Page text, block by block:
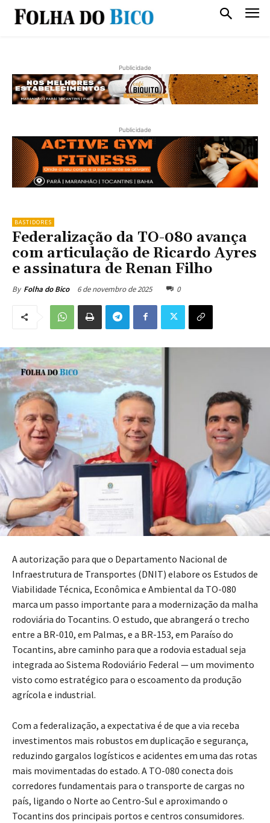
Publicidade
Publicidade
BASTIDORES
Federalização da TO-080 avança
com articulação de Ricardo Ayres
e assinatura de Renan Filho
By Folha do Bico 6 de novembro de 2025 0
A autorização para que o Departamento Nacional de
Infraestrutura de Transportes (DNIT) elabore os Estudos de
Viabilidade Técnica, Econômica e Ambiental da TO-080
marca um passo importante para a modernização da malha
rodoviária do Tocantins. O estudo, que abrangerá o trecho
entre a BR-010, em Palmas, e a BR-153, em Paraíso do
Tocantins, abre caminho para que a rodovia estadual seja
integrada ao Sistema Rodoviário Federal — um movimento
visto como estratégico para o escoamento da produção
agrícola e industrial.
Com a federalização, a expectativa é de que a via receba
investimentos mais robustos em duplicação e segurança,
reduzindo gargalos logísticos e acidentes em uma das rotas
mais movimentadas do estado. A TO-080 conecta dois
corredores fundamentais para o transporte de cargas no
país, ligando o Norte ao Centro-Sul e aproximando o
Tocantins dos principais portos e centros consumidores.